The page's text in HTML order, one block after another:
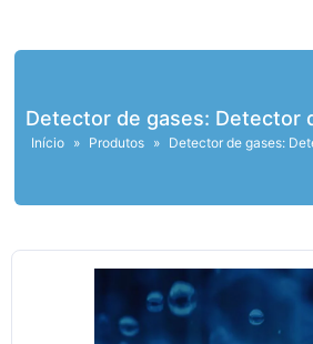
Detector de gases: Detector
Início » Produtos » Detector de gases: